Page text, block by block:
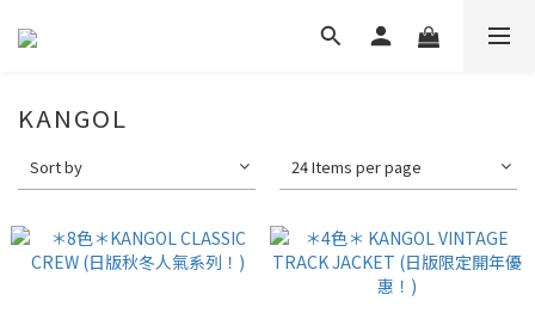
KANGOL
Sort by 24 Items per page